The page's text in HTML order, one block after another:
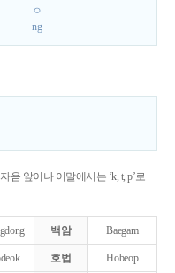
ㅇ
ng
음 앞이나 어말에서는 ‘k, t, p’로
백암 Baegam
호법 Hobeop